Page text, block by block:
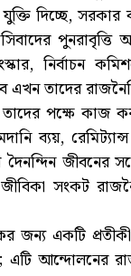
দিচ্ছে,
পুনরাবৃত্তি
নির্বাচন
এখন তাদের
পক্ষে কাজ
ব্যয়,
জীবনের
জীবিকা সংকট
জন্য একটি
এটি আন্দোলনের